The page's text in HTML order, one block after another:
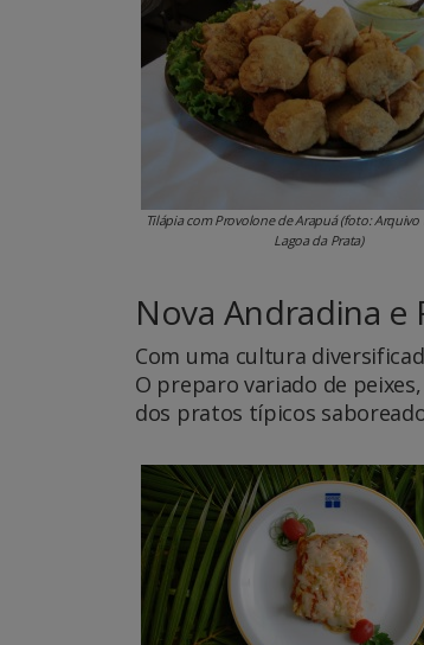
Tilápia com Provolone de Arapuá (foto: Arquivo
Lagoa da Prata)
Nova Andradina e
Com uma cultura
O preparo variado de
dos pratos típicos